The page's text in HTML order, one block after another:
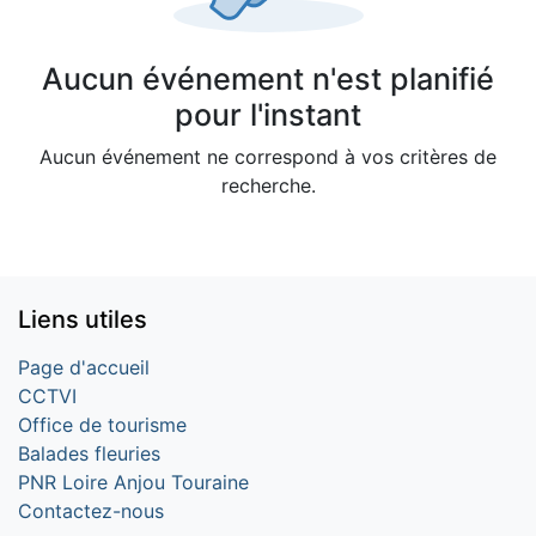
Aucun événement n'est planifié
pour l'instant
Aucun événement ne correspond à vos critères de
recherche.
Liens utiles
Page d'accueil
CCTVI
Office de tourisme
Balades fleuries
PNR Loire Anjou Touraine
Contactez-nous